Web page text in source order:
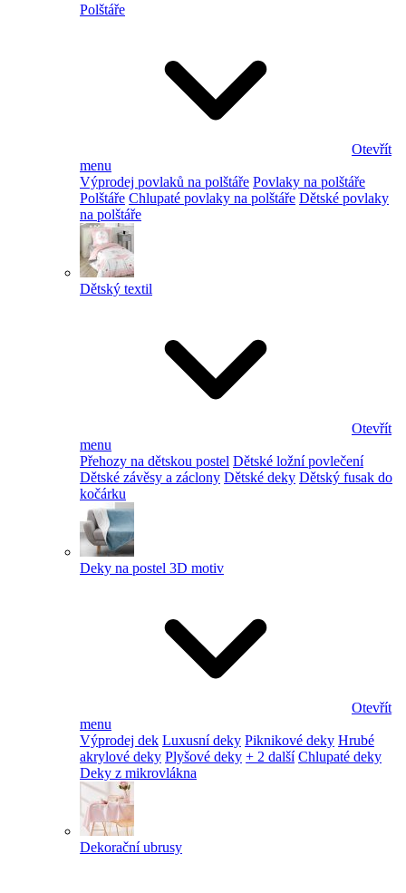
Polštáře
Otevřít
menu
Výprodej povlaků na polštáře Povlaky na polštáře
Polštáře Chlupaté povlaky na polštáře Dětské povlaky
na polštáře
Dětský textil
Otevřít
menu
Přehozy na dětskou postel Dětské ložní povlečení
Dětské závěsy a záclony Dětské deky Dětský fusak do
kočárku
Deky na postel 3D motiv
Otevřít
menu
Výprodej dek Luxusní deky Piknikové deky Hrubé
akrylové deky Plyšové deky + 2 další Chlupaté deky
Deky z mikrovlákna
Dekorační ubrusy